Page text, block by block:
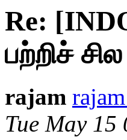
Re:
பற்றிச்
rajam
Tue May